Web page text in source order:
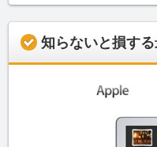
知らないと損す